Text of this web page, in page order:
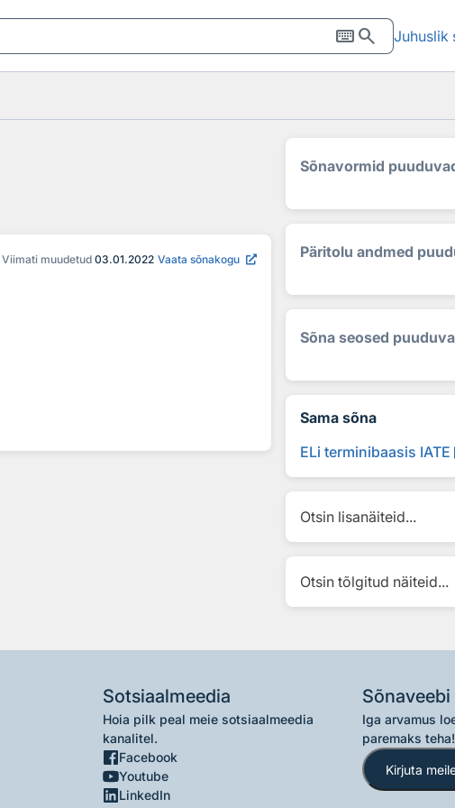
keyboardsearch Juhuslik
Viimati muudetud 03.01.2022 Vaata sõnakogu
Sõnavormid
Päritolu andmed
Sõna seosed
Sama sõna
ELi terminibaasis IATE
Otsin lisanäiteid...
Otsin tõlgitud näiteid...
Sotsiaalmeedia
Hoia pilk peal meie sotsiaalmeedia
kanalitel.
Facebook
Youtube
LinkedIn
Iga arvamus
paremaks teha!
Kirjuta